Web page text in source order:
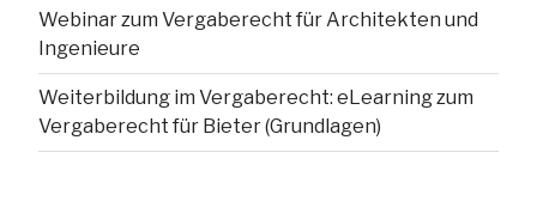
Webinar zum Vergaberecht für Architekten und
Ingenieure
Weiterbildung im Vergaberecht: eLearning zum
Vergaberecht für Bieter (Grundlagen)